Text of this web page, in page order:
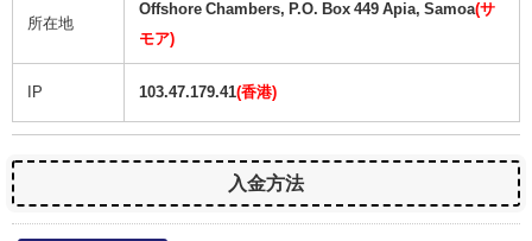
所在地
Offshore Chambers, P.O. Box 449 Apia, Samoa(サ
モア)
IP 103.47.179.41(香港)
入金方法